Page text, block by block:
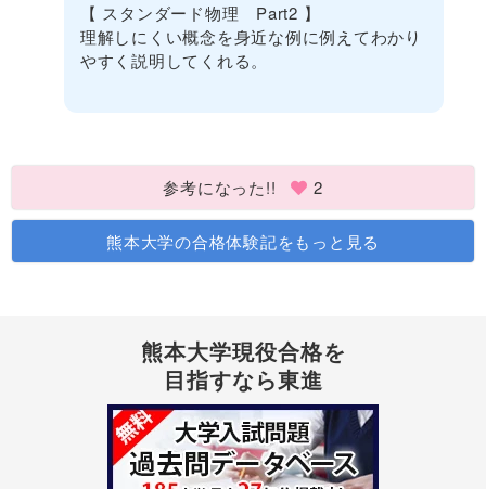
【 スタンダード物理 Part2 】
理解しにくい概念を身近な例に例えてわかり
やすく説明してくれる。
参考になった!! 2
熊本大学の合格体験記をもっと見る
熊本大学現役合格を
目指すなら東進